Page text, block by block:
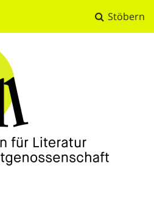
Stöbern